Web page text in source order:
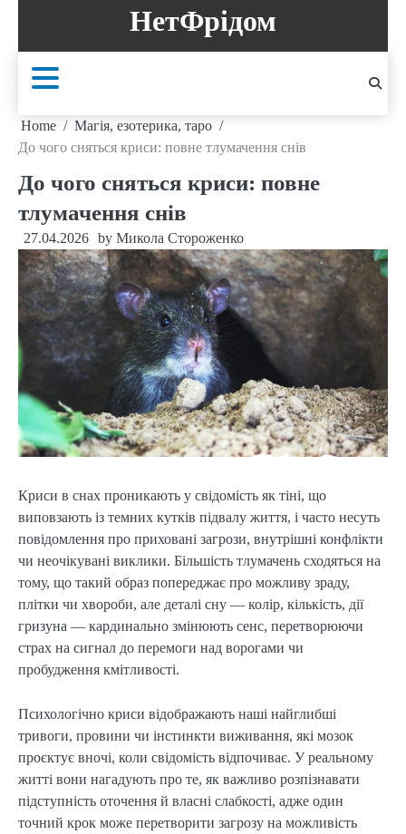
content
НетФрідом
Home
Магія, езотерика, таро
До чого сняться криси: повне тлумачення снів
До чого сняться криси: повне
тлумачення снів
27.04.2026 by Микола Стороженко
Криси в снах проникають у свідомість як тіні, що
виповзають із темних кутків підвалу життя, і часто несуть
повідомлення про приховані загрози, внутрішні конфлікти
чи неочікувані виклики. Більшість тлумачень сходяться на
тому, що такий образ попереджає про можливу зраду,
плітки чи хвороби, але деталі сну — колір, кількість, дії
гризуна — кардинально змінюють сенс, перетворюючи
страх на сигнал до перемоги над ворогами чи
пробудження кмітливості.
Психологічно криси відображають наші найглибші
тривоги, провини чи інстинкти виживання, які мозок
проєктує вночі, коли свідомість відпочиває. У реальному
житті вони нагадують про те, як важливо розпізнавати
підступність оточення й власні слабкості, адже один
точний крок може перетворити загрозу на можливість